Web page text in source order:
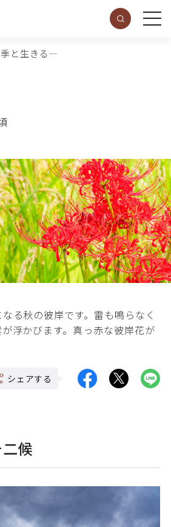
と生きる―
シェアする
る秋の彼岸です。雷も鳴らなく
浮かびます。真っ赤な彼岸花が
候